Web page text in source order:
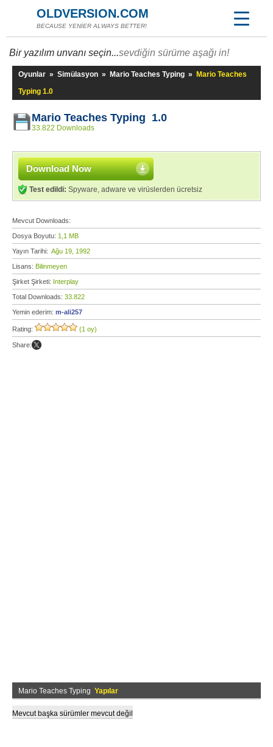
OLDVERSION.COM
BECAUSE YENİER ALWAYS BETTER!
Bir yazılım unvanı seçin...sevdiğin sürüme aşağı in!
Oyunlar » Simülasyon » Mario Teaches Typing »
Mario Teaches
Typing 1.0
Mario Teaches Typing 1.0
33.822 Downloads
Download Now
Test edildi: Spyware, adware ve virüslerden ücretsiz
Mevcut Downloads:
Dosya Boyutu: 1,1 MB
Yayın Tarihi: Ağu 19, 1992
Lisans: Bilinmeyen
Şirket Şirketi: Interplay
Total Downloads: 33.822
Yemin ederim: m-ali257
Rating: (1 oy)
Share:
Mario Teaches Typing Yapılar
Mevcut başka sürümler mevcut değil